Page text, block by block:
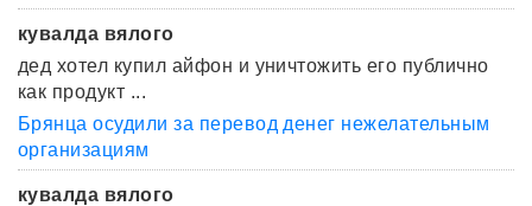
кувалда вялого
дед хотел купил айфон и уничтожить его публично
как продукт ...
Брянца осудили за перевод денег нежелательным
организациям
кувалда вялого